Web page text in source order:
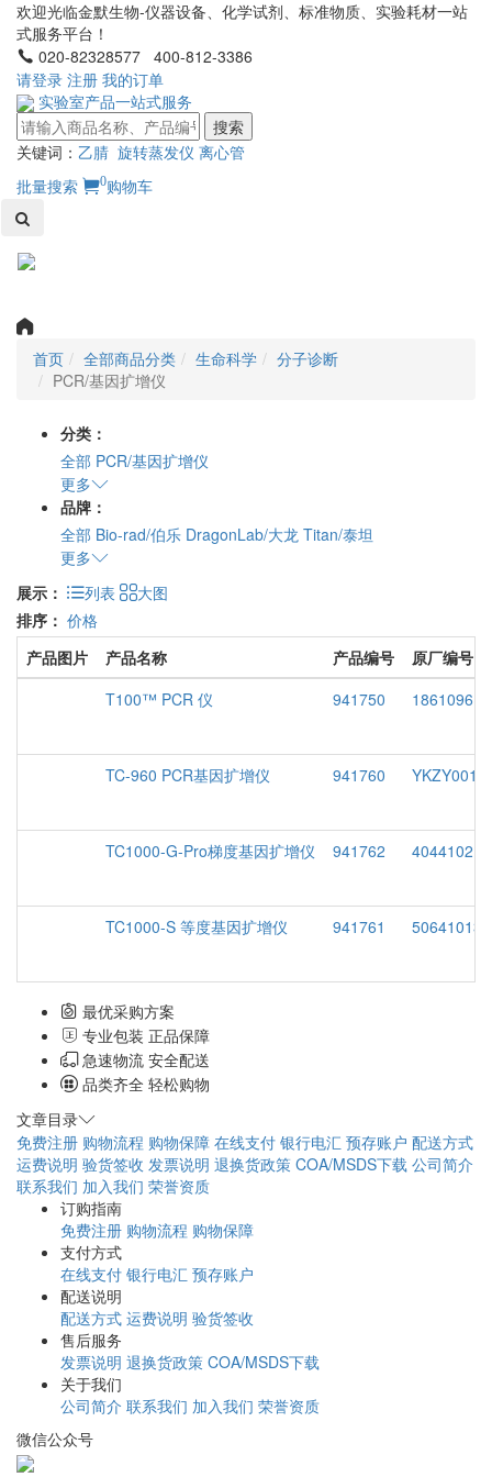
欢迎光临金默生物-仪器设备、化学试剂、标准物质、实验耗材一站
式服务平台！
020-82328577 400-812-3386
请登录 注册 我的订单
实验室产品一站式服务
搜索
关键词： 乙腈 旋转蒸发仪 离心管
批量搜索
0购物车
首页 全部商品分类 生命科学
分子诊断
PCR/基因扩增仪
分类：
全部 PCR/基因扩增仪
更多
品牌：
全部 Bio-rad/伯乐 DragonLab/大龙 Titan/泰坦
更多
展示：
列表
大图
排序： 价格
产品图片
产品名称 产品编号
原厂编号
T100™ PCR 仪
941750 1861096
TC-960 PCR基因扩增仪 941760 YKZY001-
TC1000-G-Pro梯度基因扩增仪 941762
TC1000-S 等度基因扩增仪 941761
最优采购方案
专业包装 正品保障
急速物流 安全配送
品类齐全 轻松购物
文章目录
免费注册 购物流程 购物保障 在线支付 银行电汇 预存账户 配送方式
运费说明 验货签收 发票说明 退换货政策 COA/MSDS下载 公司简介
联系我们 加入我们 荣誉资质
订购指南
免费注册 购物流程 购物保障
支付方式
在线支付 银行电汇 预存账户
配送说明
配送方式 运费说明 验货签收
售后服务
发票说明 退换货政策 COA/MSDS下载
关于我们
公司简介 联系我们 加入我们 荣誉资质
微信公众号